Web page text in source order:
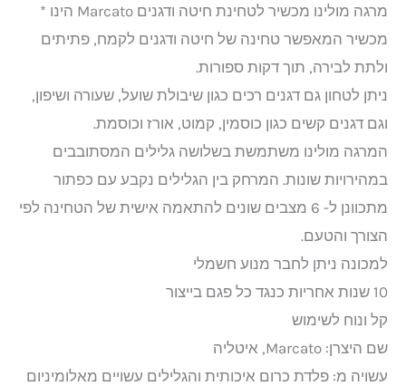
מרגה מולינו מכשיר לטחינת חיטה ודגנים Marcato הינו *
מכשיר המאפשר טחינה של חיטה ודגנים לקמח, פתיתים
ולתת לבירה, תוך דקות ספורות.
ניתן לטחון גם דגנים רכים כגון שיבולת שועל, שעורה ושיפון,
וגם דגנים קשים כגון כוסמין, קמוט, אורז וכוסמת.
המרגה מולינו משתמשת בשלושה גלילים המסתובבים
במהירויות שונות. המרחק בין הגלילים נקבע עם כפתור
מתכוונן ל- 6 מצבים שונים להתאמה אישית של הטחינה לפי
הצורך והטעם.
למכונה ניתן לחבר מנוע חשמלי
10 שנות אחריות כנגד כל פגם בייצור
קל ונוח לשימוש
שם היצרן: Marcato, איטליה
עשויה מ: פלדת כרום איכותית והגלילים עשויים מאלומיניום